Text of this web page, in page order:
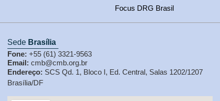
Focus DRG Brasil
Sede Brasília
Fone: +55 (61) 3321-9563
Email: cmb@cmb.org.br
Endereço: SCS Qd. 1, Bloco I, Ed. Central, Salas 1202/1207
Brasília/DF